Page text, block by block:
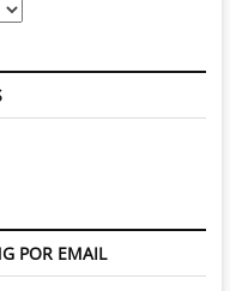
POR EMAIL